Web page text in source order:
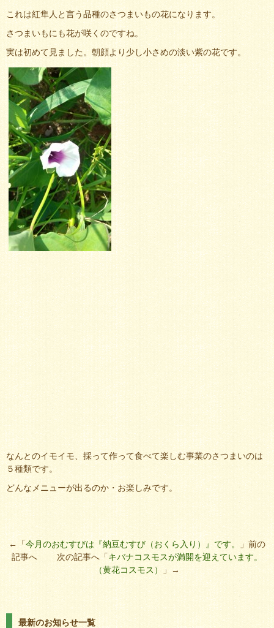
これは紅隼人と言う品種のさつまいもの花になります。
さつまいもにも花が咲くのですね。
実は初めて見ました。朝顔より少し小さめの淡い紫の花です。
なんとのイモイモ、採って作って食べて楽しむ事業のさつまいのは
５種類です。
どんなメニューが出るのか・お楽しみです。
←「今月のおむすびは『納豆むすび（おくら入り）』です。
」前の
記事へ 次の記事へ「キバナコスモスが満開を迎えています。
（黄花コスモス） 」→
最新のお知らせ一覧